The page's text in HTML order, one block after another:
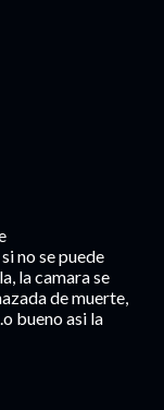
no se puede
la camara se
de muerte,
bueno asi la